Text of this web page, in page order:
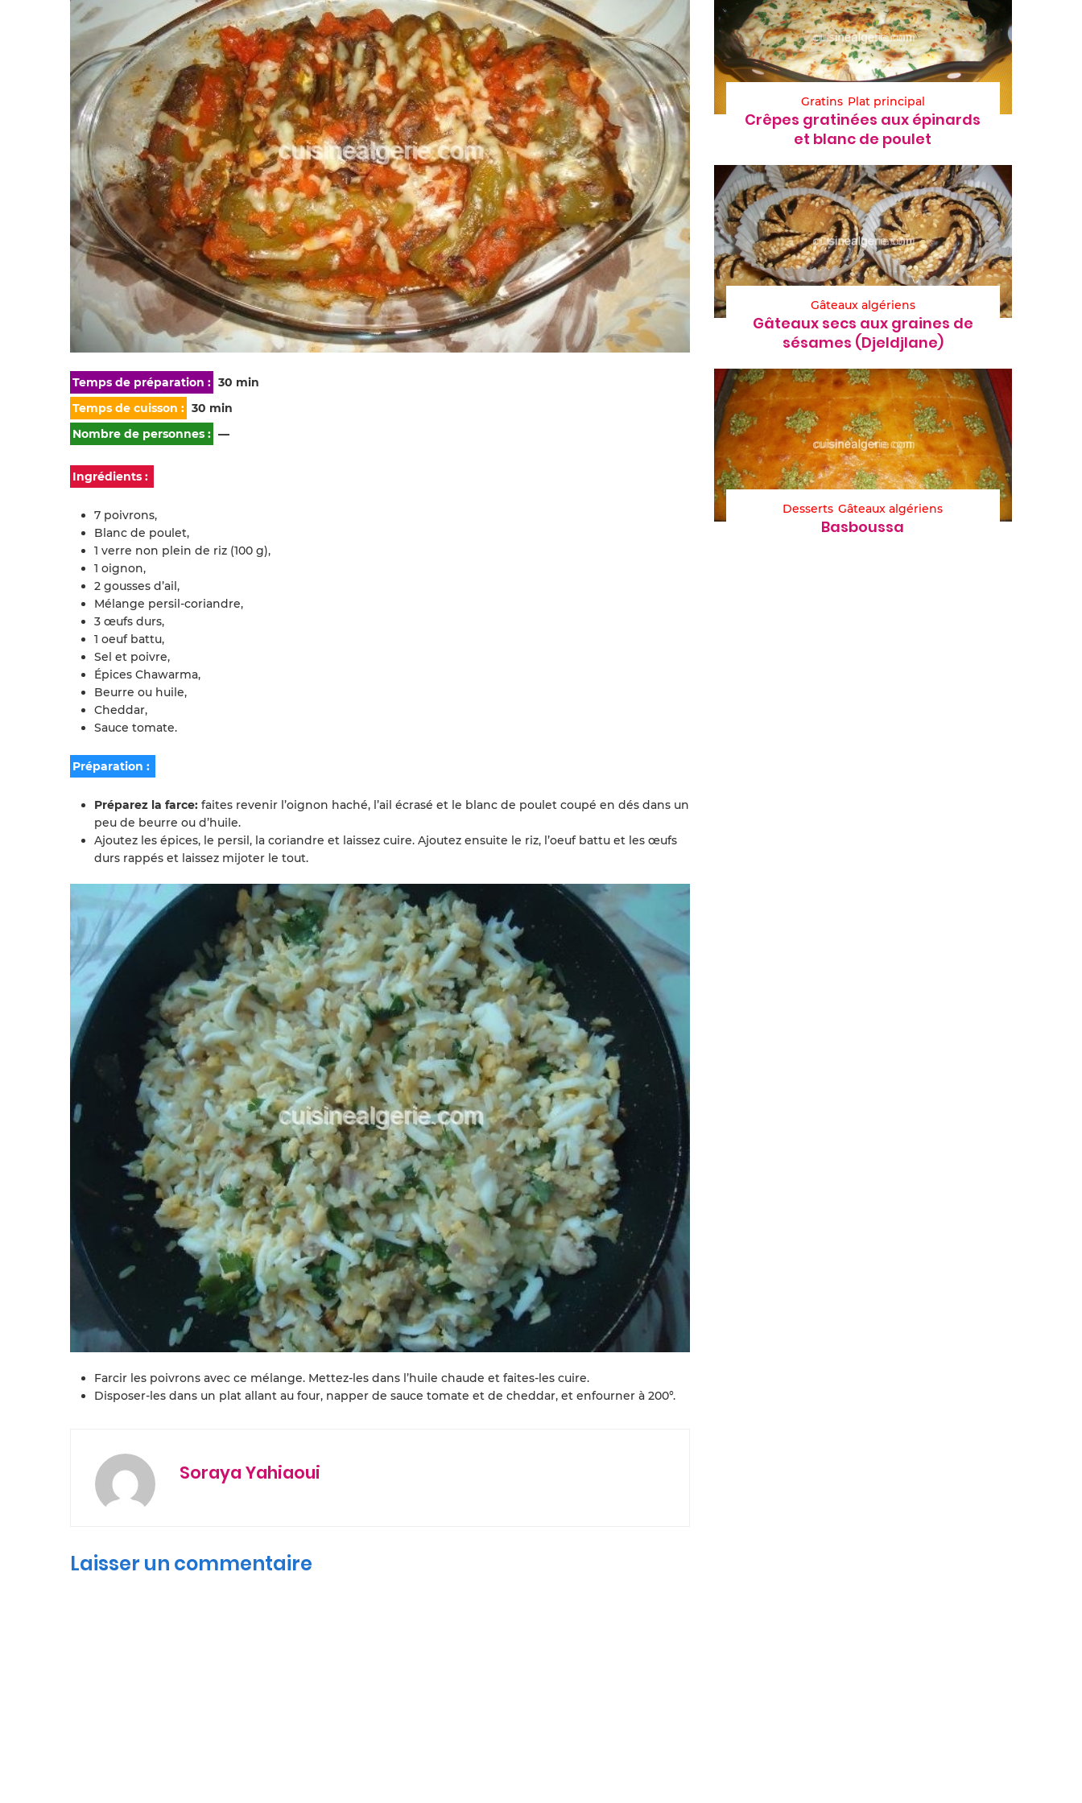
Temps de préparation : 30 min
Temps de cuisson : 30 min
Nombre de personnes : —
Ingrédients :
7 poivrons,
Blanc de poulet,
1 verre non plein de riz (100 g),
1 oignon,
2 gousses d’ail,
Mélange persil-coriandre,
3 œufs durs,
1 oeuf battu,
Sel et poivre,
Épices Chawarma,
Beurre ou huile,
Cheddar,
Sauce tomate.
Préparation :
Pré­parez la farce: faites revenir l’oignon haché, l’ail écrasé et le blanc de poulet coupé en dés dans un
peu de beurre ou d’huile.
Ajoutez les épices, le per­sil, la corian­dre et lais­sez cuire. Ajoutez ensuite le riz, l’oeuf battu et les œufs
durs rappés et lais­sez mijoter le tout.
Farcir les poivrons avec ce mélange. Mettez-les dans l’huile chaude et faites-les cuire.
Disposer-les dans un plat allant au four, napper de sauce tomate et de cheddar, et enfourner à 200°.
Soraya Yahiaoui
Laisser un commentaire
Gratins Plat principal
Crêpes gratinées aux épinards
et blanc de poulet
Gâteaux algériens
Gâteaux secs aux graines de
sésames (Djeldjlane)
Desserts Gâteaux algériens
Basboussa